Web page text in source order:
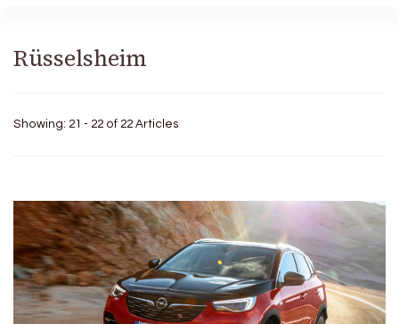
Rüsselsheim
Showing: 21 - 22 of 22 Articles